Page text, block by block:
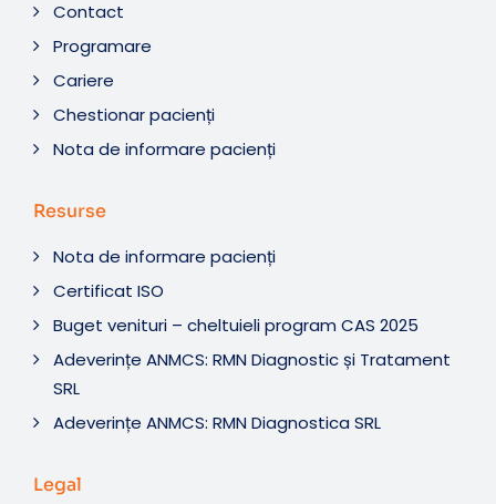
Contact
Programare
Cariere
Chestionar pacienți
Nota de informare pacienți
Resurse
Nota de informare pacienți
Certificat ISO
Buget venituri – cheltuieli program CAS 2025
Adeverințe ANMCS: RMN Diagnostic și Tratament
SRL
Adeverințe ANMCS: RMN Diagnostica SRL
Legal